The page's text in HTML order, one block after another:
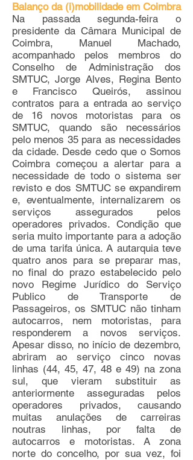
Balanço da (i)mobilidade em Coimbra
Na passada segunda-feira o
presidente da Câmara Municipal de
Coimbra, Manuel Machado,
acompanhado pelos membros do
Conselho de Administração dos
SMTUC, Jorge Alves, Regina Bento
e Francisco Queirós, assinou
contratos para a entrada ao serviço
de 16 novos motoristas para os
SMTUC, quando são necessários
pelo menos 35 para as necessidades
da cidade. Desde cedo que o Somos
Coimbra começou a alertar para a
necessidade de todo o sistema ser
revisto e dos SMTUC se expandirem
e, eventualmente, internalizarem os
serviços assegurados pelos
operadores privados. Condição que
seria muito importante para a adoção
de uma tarifa única. A autarquia teve
quatro anos para se preparar mas,
no final do prazo estabelecido pelo
novo Regime Jurídico do Serviço
Publico de Transporte de
Passageiros, os SMTUC não tinham
autocarros, nem motoristas, para
responderem a novos serviços.
Apesar disso, no início de dezembro,
abriram ao serviço cinco novas
linhas (44, 45, 47, 48 e 49) na zona
sul, que vieram substituir as
anteriormente asseguradas pelos
operadores privados, causando
muitas anulações de carreiras
noutras linhas, por falta de
autocarros e motoristas. A zona
norte do concelho, por sua vez, foi